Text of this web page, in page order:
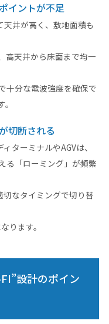
イントが不足
井が高く、敷地面積も
高天井から床面まで均一
十分な電波強度を確保で
切断される
ターミナルやAGVは、
る「ローミング」が頻繁
なタイミングで切り替
ります。
設計のポイン